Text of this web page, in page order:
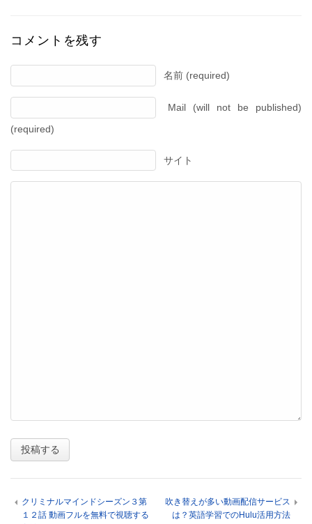
コメントを残す
名前 (required)
Mail (will not be published)
(required)
サイト
クリミナルマインドシーズン３第
１２話 動画フルを無料で視聴する
吹き替えが多い動画配信サービス
は？英語学習でのHulu活用方法